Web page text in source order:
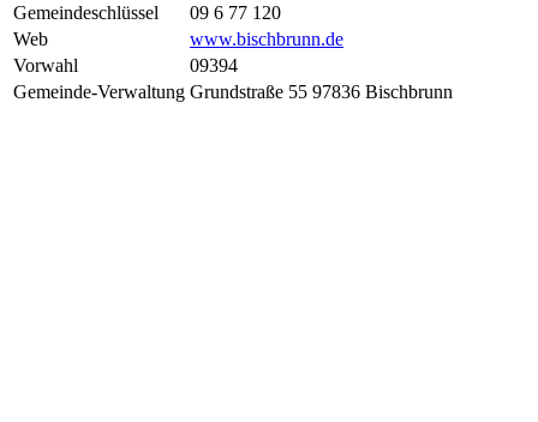
Gemeindeschlüssel
09 6 77 120
Web
www.bischbrunn.de
Vorwahl
09394
Gemeinde-Verwaltung Grundstraße 55 97836 Bischbrunn